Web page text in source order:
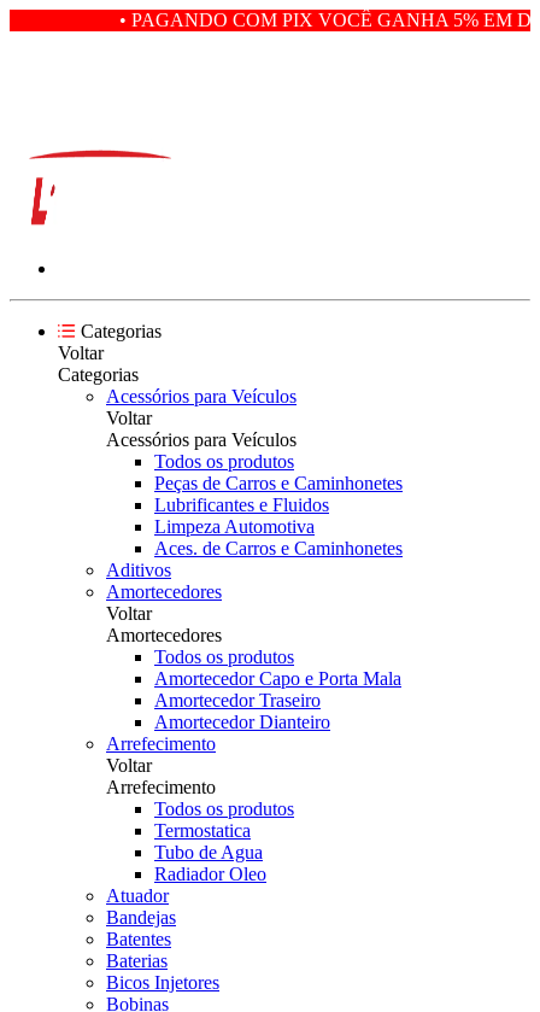
• PAGANDO COM PIX VOCÊ GANHA 5% EM
Categorias
Voltar
Categorias
Acessórios para Veículos
Voltar
Acessórios para Veículos
Todos os produtos
Peças de Carros e Caminhonetes
Lubrificantes e Fluidos
Limpeza Automotiva
Aces. de Carros e Caminhonetes
Aditivos
Amortecedores
Voltar
Amortecedores
Todos os produtos
Amortecedor Capo e Porta Mala
Amortecedor Traseiro
Amortecedor Dianteiro
Arrefecimento
Voltar
Arrefecimento
Todos os produtos
Termostatica
Tubo de Agua
Radiador Oleo
Atuador
Bandejas
Batentes
Baterias
Bicos Injetores
Bobinas